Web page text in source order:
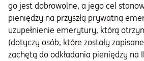
go jest dobrowolne, a jego cel
pieniędzy na przyszłą prywatną
uzupełnienie emerytury, którą
(dotyczy osób, które zostały
zachętą do odkładania pieniędzy na